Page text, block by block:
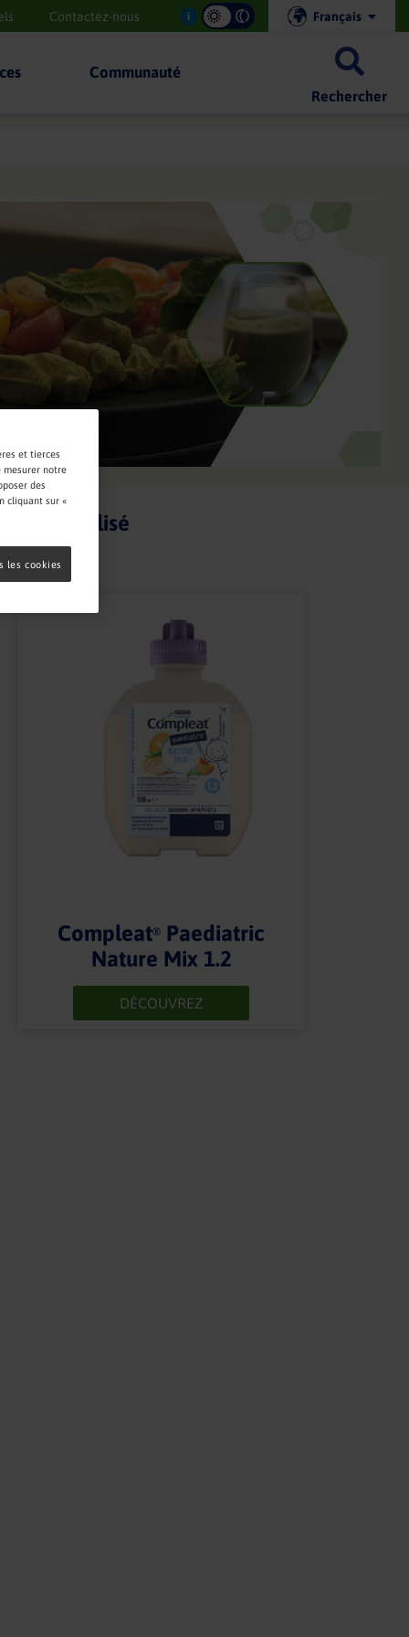
Contactez-nous i Français
Communauté
Rechercher
Produit utilisé
Compleat® Paediatric
Nature Mix 1.2
DÉCOUVREZ
et tierces
mesurer notre
des
cliquant sur «
les cookies